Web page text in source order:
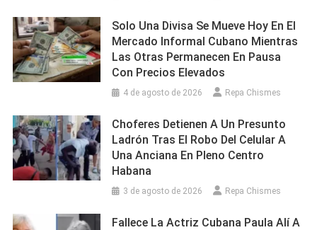
Solo Una Divisa Se Mueve Hoy En El
Mercado Informal Cubano Mientras
Las Otras Permanecen En Pausa
Con Precios Elevados
4 de agosto de 2026 Repa Chismes
Choferes Detienen A Un Presunto
Ladrón Tras El Robo Del Celular A
Una Anciana En Pleno Centro
Habana
3 de agosto de 2026 Repa Chismes
Fallece La Actriz Cubana Paula Alí A